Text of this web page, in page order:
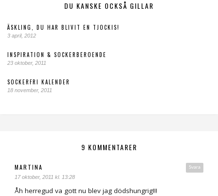
DU KANSKE OCKSÅ GILLAR
ÄSKLING, DU HAR BLIVIT EN TJOCKIS!
3 april, 2012
INSPIRATION & SOCKERBEROENDE
23 oktober, 2011
SOCKERFRI KALENDER
18 november, 2011
9 KOMMENTARER
Svara
MARTINA
17 oktober, 2011 kl. 13:28
Åh herregud va gott nu blev jag dödshungrig!!!